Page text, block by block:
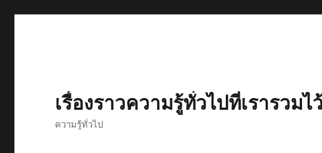
เรื่องราวความรู้ทั่วไปที่เรารวม
ความรู้ทั่วไป